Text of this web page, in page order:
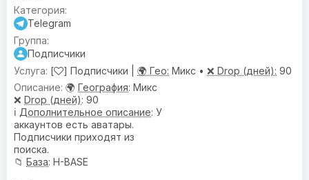
Telegram
Подписчики
[
] Подписчики | 🌍 Гео: Микс • ❌ Drop (дней): 90
🌍 География: Микс
❌ Drop (дней): 90
ℹ️ Дополнительное описание: У
аккаунтов есть аватары.
Подписчики приходят из
поиска.
📁 База: H-BASE